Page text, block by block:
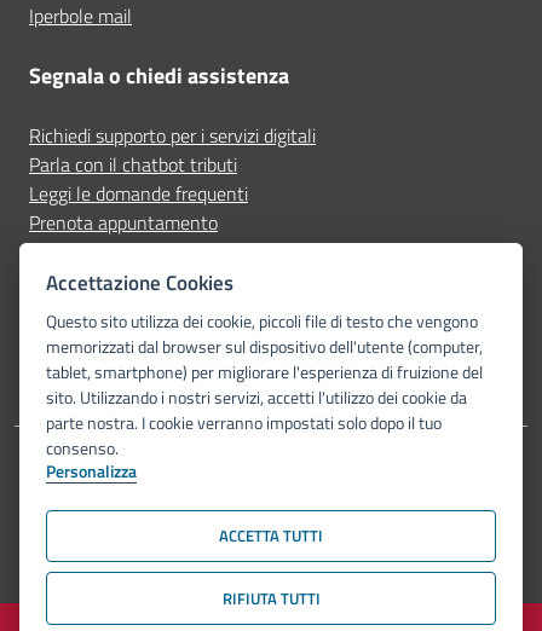
Iperbole mail
Segnala o chiedi assistenza
Richiedi supporto per i servizi digitali
Parla con il chatbot tributi
Leggi le domande frequenti
Prenota appuntamento
Segnala disservizio
Seguici su
Dichiarazione di accessibilità
Piano di miglioramento del sito Mappa del sito
© Comune di Bologna 2026. Tutti i diritti riservati.
Accettazione Cookies
Questo sito utilizza dei cookie, piccoli file di testo che vengono
memorizzati dal browser sul dispositivo dell'utente (computer,
tablet, smartphone) per migliorare l'esperienza di fruizione del
sito. Utilizzando i nostri servizi, accetti l'utilizzo dei cookie da
parte nostra. I cookie verranno impostati solo dopo il tuo
consenso.
Personalizza
ACCETTA TUTTI
RIFIUTA TUTTI